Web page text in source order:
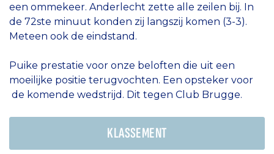
een ommekeer. Anderlecht zette alle zeilen bij. In
de 72ste minuut konden zij langszij komen (3-3).
Meteen ook de eindstand.
Puike prestatie voor onze beloften die uit een
moeilijke positie terugvochten. Een opsteker voor
de komende wedstrijd. Dit tegen Club Brugge.
KLASSEMENT